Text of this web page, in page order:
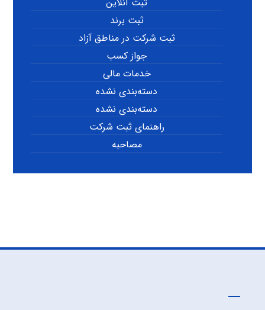
ثبت برند
ثبت شرکت در مناطق آزاد
جواز کسب
خدمات مالی
دسته‌بندی نشده
دسته‌بندی نشده
راهنمای ثبت شرکت
مصاحبه